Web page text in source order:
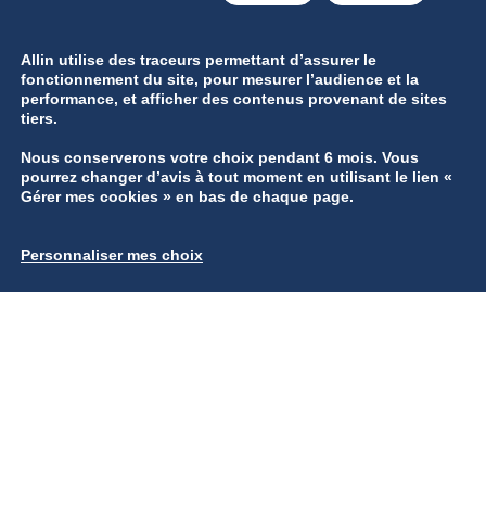
Contactez-nous
Recrutement
Gestion des données personnelles
Allin utilise des traceurs permettant d’assurer le
fonctionnement du site, pour mesurer l’audience et la
performance, et afficher des contenus provenant de sites
tiers.
Nous conserverons votre choix pendant 6 mois. Vous
pourrez changer d’avis à tout moment en utilisant le lien «
Gérer mes cookies » en bas de chaque page.
Personnaliser mes choix